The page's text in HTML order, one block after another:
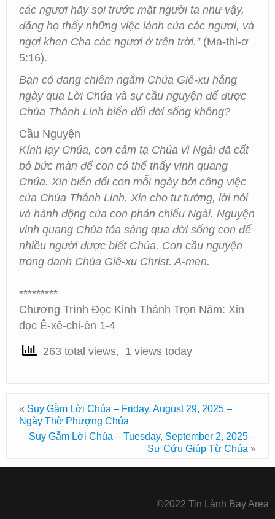
các ngươi hãy soi trước mặt người ta như vậy,
đặng họ thấy những việc lành của các ngươi, và
ngợi khen Cha các ngươi ở trên trời.”(Ma-thi-ơ
5:16).
Bạn có đang chiêm ngắm Chúa Giê-xu hằng
ngày qua Lời Chúa và sự cầu nguyện để được
Chúa Thánh Linh biến đổi đời sống không?
Cầu Nguyện
Kính lạy Chúa, con cảm tạ Chúa vì Ngài đã cất
bỏ bức màn để con có thể thấy vinh quang
Chúa. Xin biến đổi con mỗi ngày bởi công việc
của Chúa Thánh Linh. Xin cho tư tưởng, lời nói
và hành động của con phản chiếu Ngài. Nguyện
vinh quang Chúa tỏa sáng qua đời sống con để
nhiều người được biết Chúa. Con cầu nguyện
trong danh Chúa Giê-xu Christ. A-men.
*********
Chương Trình Đọc Kinh Thánh Trọn Năm: Xin
đọc Ê-xê-chi-ên 1-4
263 total views, 1 views today
« Suy Gẫm Lời Chúa – Friday, August 29, 2025 –
Ngày Thờ Phượng Chúa
Suy Gẫm Lời Chúa – Tuesday, September 2, 2025 –
Sự Cứu Giúp Từ Chúa »
©2022 Tin Lành Bay Area